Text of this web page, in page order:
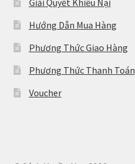
Hướng Dẫn Mua Hàng
Phương Thức Giao Hàng
Phương Thức Thanh Toán
Voucher